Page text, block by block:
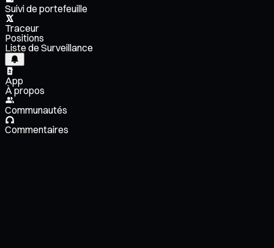
Suivi de portefeuille
Traceur
Positions
Liste de Surveillance
App
À propos
Communautés
Commentaires